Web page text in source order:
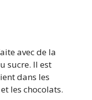
avec de la
sucre. Il est
dans les
les chocolats.